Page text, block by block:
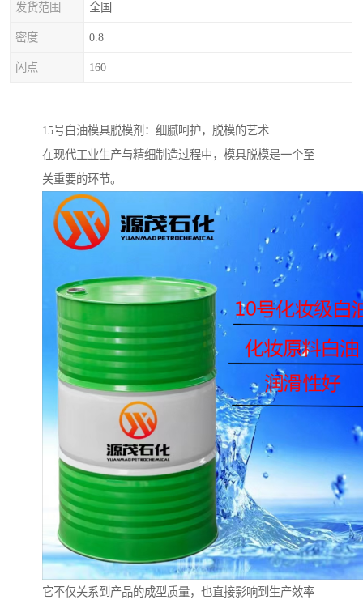
发货范围 全国
密度 0.8
闪点 160
15号白油模具脱模剂：细腻呵护，脱模的艺术
在现代工业生产与精细制造过程中，模具脱模是一个至
关重要的环节。
它不仅关系到产品的成型质量，也直接影响到生产效率